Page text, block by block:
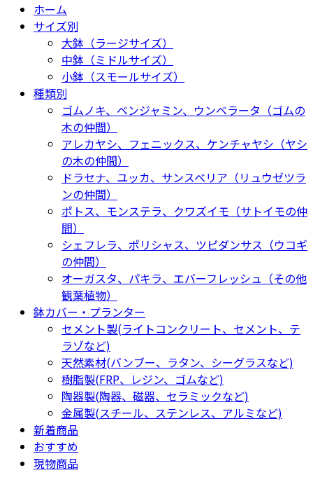
ホーム
サイズ別
大鉢（ラージサイズ）
中鉢（ミドルサイズ）
小鉢（スモールサイズ）
種類別
ゴムノキ、ベンジャミン、ウンベラータ（ゴムの
木の仲間）
アレカヤシ、フェニックス、ケンチャヤシ（ヤシ
の木の仲間）
ドラセナ、ユッカ、サンスベリア（リュウゼツラ
ンの仲間）
ポトス、モンステラ、クワズイモ（サトイモの仲
間）
シェフレラ、ポリシャス、ツピダンサス（ウコギ
の仲間）
オーガスタ、パキラ、エバーフレッシュ（その他
観葉植物）
鉢カバー・プランター
セメント製(ライトコンクリート、セメント、テ
ラゾなど)
天然素材(バンブー、ラタン、シーグラスなど)
樹脂製(FRP、レジン、ゴムなど)
陶器製(陶器、磁器、セラミックなど)
金属製(スチール、ステンレス、アルミなど)
新着商品
おすすめ
現物商品